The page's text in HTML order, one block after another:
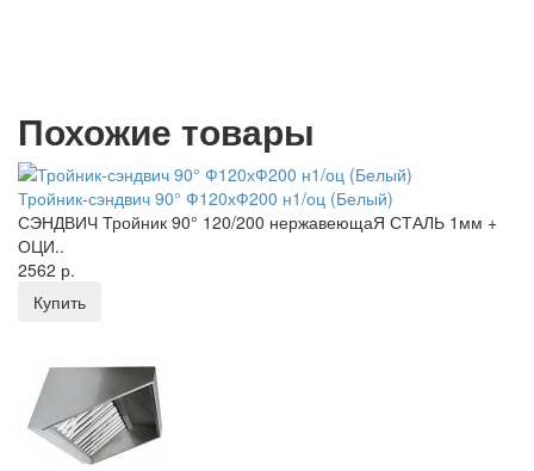
Похожие товары
Тройник-сэндвич 90° Ф120хФ200 н1/оц (Белый)
СЭНДВИЧ Тройник 90° 120/200 нержавеющаЯ СТАЛЬ 1мм +
ОЦИ..
2562 р.
Купить